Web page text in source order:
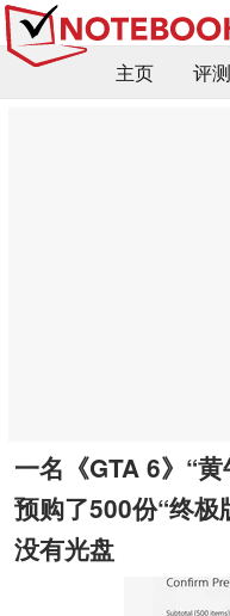
主页 评测
一名《GTA 6》“
预购了500份“终极
没有光盘